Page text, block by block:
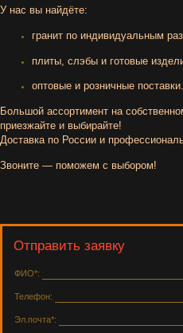
Унас вы найдёте:
гранит по индивидуальным
плиты, слэбы и готовые
оптовые и розничные поставки.
Большой ассортимент на
приезжайте и выбирайте!
Доставкапо России и
Звоните — поможем с выбором!
Отправить заявку
ФИО*:
Телефон:
Эл.почта*: